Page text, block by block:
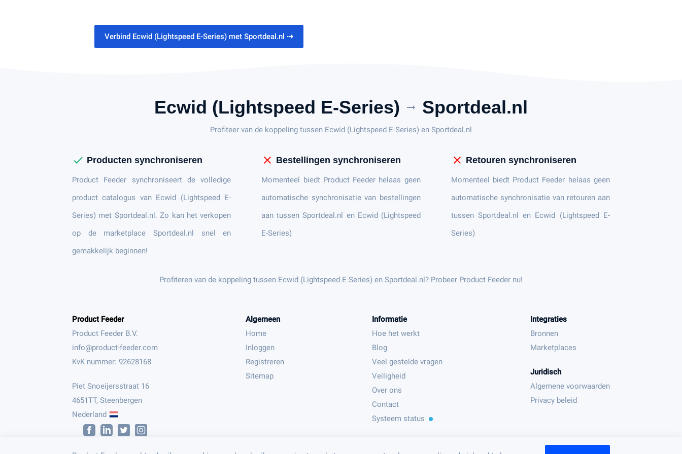
Verbind Ecwid (Lightspeed E-Series) met Sportdeal.nl ⇢
Ecwid (Lightspeed E-Series) arrow_right_alt Sportdeal.nl
Profiteer van de koppeling tussen Ecwid (Lightspeed E-Series) en Sportdeal.nl
check Producten synchroniseren
Product Feeder synchroniseert de volledige
product catalogus van Ecwid (Lightspeed E-
Series) met Sportdeal.nl. Zo kan het verkopen
op de marketplace Sportdeal.nl snel en
gemakkelijk beginnen!
close Bestellingen synchroniseren
Momenteel biedt Product Feeder helaas geen
automatische synchronisatie van bestellingen
aan tussen Sportdeal.nl en Ecwid (Lightspeed
E-Series)
close Retouren synchroniseren
Momenteel biedt Product Feeder helaas geen
automatische synchronisatie van retouren aan
tussen Sportdeal.nl en Ecwid (Lightspeed E-
Series)
Profiteren van de koppeling tussen Ecwid (Lightspeed E-Series) en Sportdeal.nl? Probeer Product Feeder nu!
Product Feeder
Product Feeder B.V.
KvK nummer: 92628168
Piet Snoeijersstraat 16
4651TT, Steenbergen
Nederland
Algemeen
Home
Inloggen
Registreren
Sitemap
Informatie
Hoe het werkt
Blog
Veel gestelde vragen
Veiligheid
Over ons
Contact
Systeem status
Integraties
Bronnen
Marketplaces
Juridisch
Algemene voorwaarden
Privacy beleid